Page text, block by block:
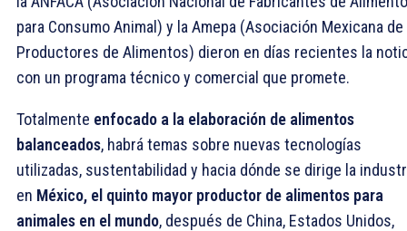
para Consumo Animal) y la Amepa (Asociación Mexicana de
Productores de Alimentos) dieron en días recientes la
con un programa técnico y comercial que promete.
Totalmente enfocado a la elaboración de alimentos
balanceados, habrá temas sobre nuevas tecnologías
utilizadas, sustentabilidad y hacia dónde se dirige la
en México, el quinto mayor productor de alimentos para
animales en el mundo, después de China, Estados Unidos,